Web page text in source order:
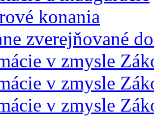
konania
zverejňované
v zmysle
v zmysle
v zmysle